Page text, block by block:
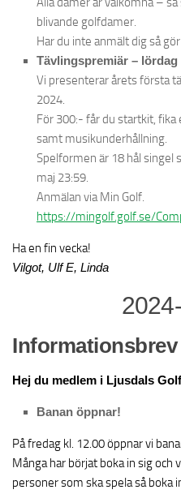
blivande golfdamer.
Har du inte anmält dig så
Tävlingspremiär – lördag
Vi presenterar årets första
2024.
För 300:- får du startkit,
samt musikunderhållning.
Spelformen är 18 hål singel
maj 23:59.
Anmälan via Min Golf.
https://mingolf.golf.se/
Ha en fin vecka!
Vilgot, Ulf E, Linda
Informationsbrev
Hej du medlem i Ljusdals
Banan öppnar!
På fredag kl. 12.00 öppnar vi
Många har börjat boka in sig
personer som ska spela så boka